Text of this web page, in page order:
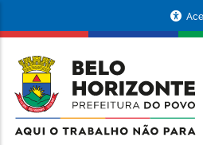
conteúdo
principal
da
Prefeitura
de